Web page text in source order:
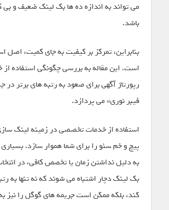
می تواند به اندازه ده ها بک لینک ضعیف و بی
باشد.
بنابراین، تمرکز بر کیفیت به جای کمیت،
است. این مقاله به بررسی چگونگی استفاده
رپورتاژ آگهی برای صعود به رتبه های برتر در
فیبر نوری» می پردازد.
استفاده از خدمات تخصصی در زمینه لینک
پیچ و خم سئو را برای شما هموار سازد.
به دلیل نداشتن زمان یا تخصص کافی، در
بک لینک دچار اشتباه می شوند که نه تنها به
کند، بلکه ممکن است جریمه های گوگل را نیز